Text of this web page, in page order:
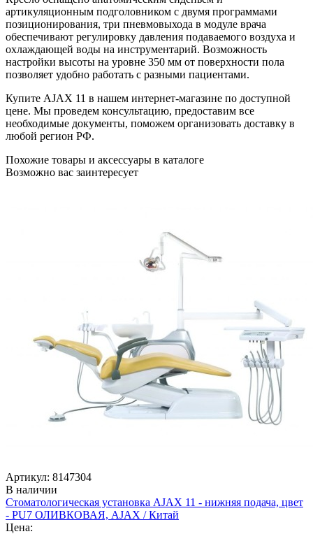
артикуляционным подголовником с двумя программами
позиционирования, три пневмовыхода в модуле врача
обеспечивают регулировку давления подаваемого воздуха и
охлаждающей воды на инструментарий. Возможность
настройки высоты на уровне 350 мм от поверхности пола
позволяет удобно работать с разными пациентами.
Купите AJAX 11 в нашем интернет-магазине по доступной
цене. Мы проведем консультацию, предоставим все
необходимые документы, поможем организовать доставку в
любой регион РФ.
Похожие товары и аксессуары в каталоге
Возможно вас заинтересует
Артикул: 8147304
В наличии
Стоматологическая установка AJAX 11 - нижняя подача, цвет
- PU7 ОЛИВКОВАЯ, AJAX / Китай
Цена: